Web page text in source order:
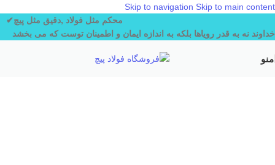
Skip to navigation Skip to main content
محکم مثل فولاد ,دقیق مثل پیچ✔
خداوند نه به قدر رویاها بلکه به اندازه ایمان و اطمینان توست که می بخشد
منو